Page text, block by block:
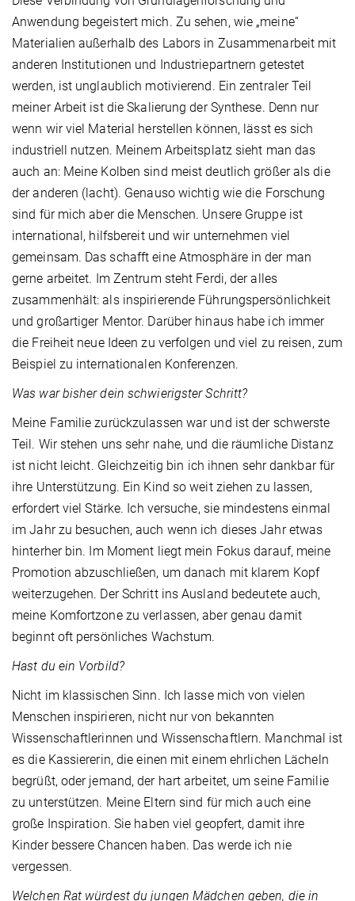
Anwendung begeistert mich. Zu sehen, wie „meine“
Materialien außerhalb des Labors in Zusammenarbeit mit
anderen Institutionen und Industriepartnern getestet
werden, ist unglaublich motivierend. Ein zentraler Teil
meiner Arbeit ist die Skalierung der Synthese. Denn nur
wenn wir viel Material herstellen können, lässt es sich
industriell nutzen. Meinem Arbeitsplatz sieht man das
auch an: Meine Kolben sind meist deutlich größer als die
der anderen (lacht). Genauso wichtig wie die Forschung
sind für mich aber die Menschen. Unsere Gruppe ist
international, hilfsbereit und wir unternehmen viel
gemeinsam. Das schafft eine Atmosphäre in der man
gerne arbeitet. Im Zentrum steht Ferdi, der alles
zusammenhält: als inspirierende Führungspersönlichkeit
und großartiger Mentor. Darüber hinaus habe ich immer
die Freiheit neue Ideen zu verfolgen und viel zu reisen, zum
Beispiel zu internationalen Konferenzen.
Was war bisher dein schwierigster Schritt?
Meine Familie zurückzulassen war und ist der schwerste
Teil. Wir stehen uns sehr nahe, und die räumliche Distanz
ist nicht leicht. Gleichzeitig bin ich ihnen sehr dankbar für
ihre Unterstützung. Ein Kind so weit ziehen zu lassen,
erfordert viel Stärke. Ich versuche, sie mindestens einmal
im Jahr zu besuchen, auch wenn ich dieses Jahr etwas
hinterher bin. Im Moment liegt mein Fokus darauf, meine
Promotion abzuschließen, um danach mit klarem Kopf
weiterzugehen. Der Schritt ins Ausland bedeutete auch,
meine Komfortzone zu verlassen, aber genau damit
beginnt oft persönliches Wachstum.
Hast du ein Vorbild?
Nicht im klassischen Sinn. Ich lasse mich von vielen
Menschen inspirieren, nicht nur von bekannten
Wissenschaftlerinnen und Wissenschaftlern. Manchmal ist
es die Kassiererin, die einen mit einem ehrlichen Lächeln
begrüßt, oder jemand, der hart arbeitet, um seine Familie
zu unterstützen. Meine Eltern sind für mich auch eine
große Inspiration. Sie haben viel geopfert, damit ihre
Kinder bessere Chancen haben. Das werde ich nie
vergessen.
Welchen Rat würdest du jungen Mädchen geben, die in